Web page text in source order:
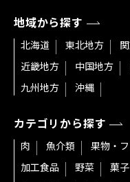
地域から探す
北海道 東北地方
近畿地方
中国地方
九州地方
沖縄
カテゴリから探す
肉 魚介類 果物・
加工食品
野菜
菓